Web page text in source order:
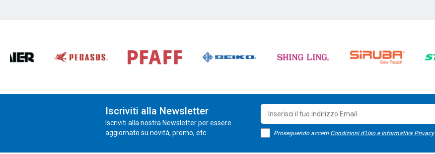
Iscriviti alla Newsletter
Iscriviti alla nostra Newsletter per essere
aggiornato su novità, promo, etc.
Proseguendo accetti Condizioni d'Uso e Informativa Privacy